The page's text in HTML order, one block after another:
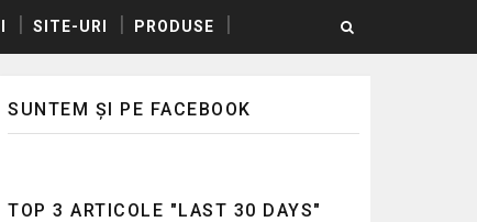
SITE-URI PRODUSE
SUNTEM ȘI PE FACEBOOK
TOP 3 ARTICOLE "LAST 30 DAYS"